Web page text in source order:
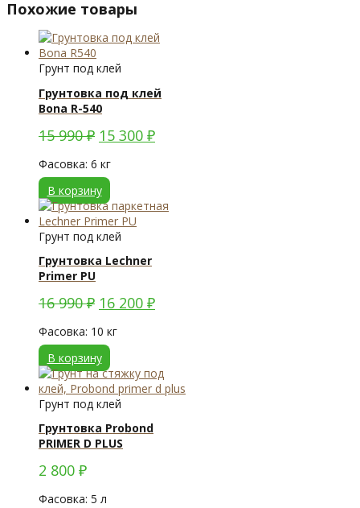
Похожие товары
Грунт под клей
Грунтовка под клей
Bona R-540
15 990₽ 15 300 ₽
Фасовка: 6 кг
В корзину
Грунт под клей
Грунтовка Lechner
Primer PU
16 990₽ 16 200 ₽
Фасовка: 10 кг
В корзину
Грунт под клей
Грунтовка Probond
PRIMER D PLUS
2 800 ₽
Фасовка: 5 л